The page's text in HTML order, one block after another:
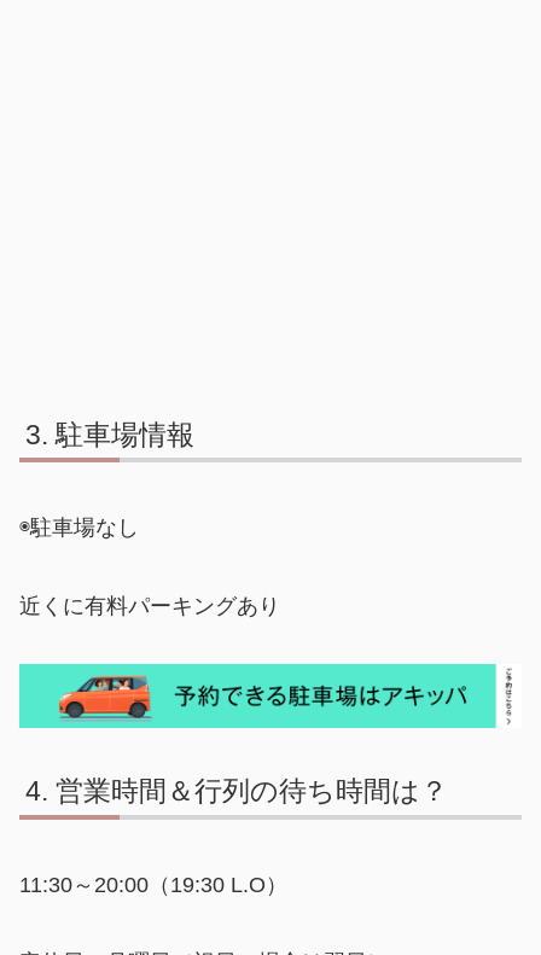
駐車場情報
◉駐車場なし
近くに有料パーキングあり
営業時間＆行列の待ち時間は？
11:30～20:00（19:30 L.O）